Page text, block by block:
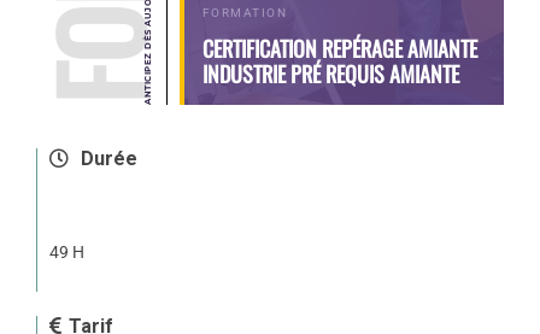
FORMATION
CERTIFICATION REPÉRAGE AMIANTE
INDUSTRIE PRÉ REQUIS AMIANTE
Durée
49 H
Tarif